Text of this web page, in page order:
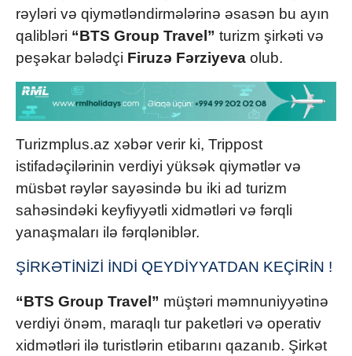
rəyləri və qiymətləndirmələrinə əsasən bu ayın
qalibləri “BTS Group Travel” turizm şirkəti və
peşəkar bələdçi Firuzə Fərziyeva olub.
Turizmplus.az xəbər verir ki, Trippost
istifadəçilərinin verdiyi yüksək qiymətlər və
müsbət rəylər sayəsində bu iki ad turizm
sahəsindəki keyfiyyətli xidmətləri və fərqli
yanaşmaları ilə fərqləniblər.
ŞİRKƏTİNİZİ İNDİ QEYDİYYATDAN KEÇİRİN !
“BTS Group Travel” müştəri məmnuniyyətinə
verdiyi önəm, maraqlı tur paketləri və operativ
xidmətləri ilə turistlərin etibarını qazanıb. Şirkət